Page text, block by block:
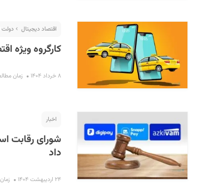
اقتصاد دیجیتال دولت
کارگروه ویژه
۸ خرداد ۱۴۰۴ زمان مطالعه : ۴
اخبار
شورای رقابت
داد
۲۴ اردیبهشت ۱۴۰۴ زمان